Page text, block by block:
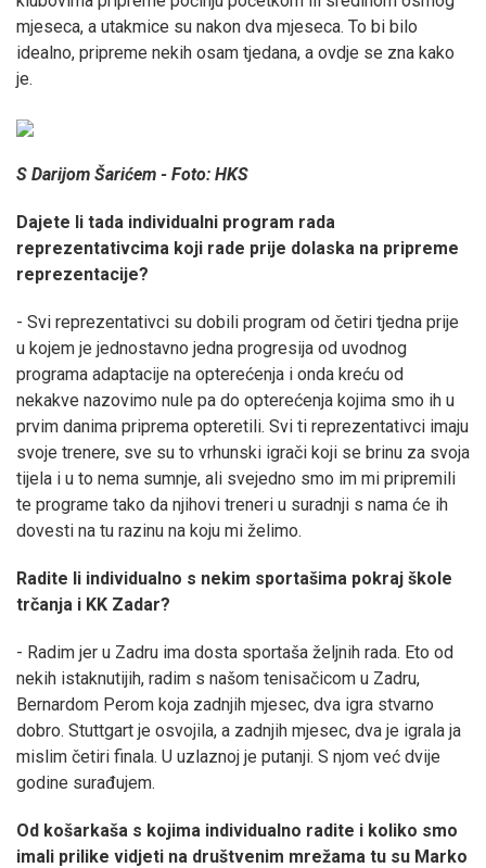
mjeseca, a utakmice su nakon dva mjeseca. To bi bilo
idealno, pripreme nekih osam tjedana, a ovdje se zna kako
je.
S Darijom Šarićem - Foto: HKS
Dajete li tada individualni program rada
reprezentativcima koji rade prije dolaska na pripreme
reprezentacije?
- Svi reprezentativci su dobili program od četiri tjedna prije
u kojem je jednostavno jedna progresija od uvodnog
programa adaptacije na opterećenja i onda kreću od
nekakve nazovimo nule pa do opterećenja kojima smo ih u
prvim danima priprema opteretili. Svi ti reprezentativci imaju
svoje trenere, sve su to vrhunski igrači koji se brinu za svoja
tijela i u to nema sumnje, ali svejedno smo im mi pripremili
te programe tako da njihovi treneri u suradnji s nama će ih
dovesti na tu razinu na koju mi želimo.
Radite li individualno s nekim sportašima pokraj škole
trčanja i KK Zadar?
- Radim jer u Zadru ima dosta sportaša željnih rada. Eto od
nekih istaknutijih, radim s našom tenisačicom u Zadru,
Bernardom Perom koja zadnjih mjesec, dva igra stvarno
dobro. Stuttgart je osvojila, a zadnjih mjesec, dva je igrala ja
mislim četiri finala. U uzlaznoj je putanji. S njom već dvije
godine surađujem.
Od košarkaša s kojima individualno radite i koliko smo
imali prilike vidjeti na društvenim mrežama tu su Marko